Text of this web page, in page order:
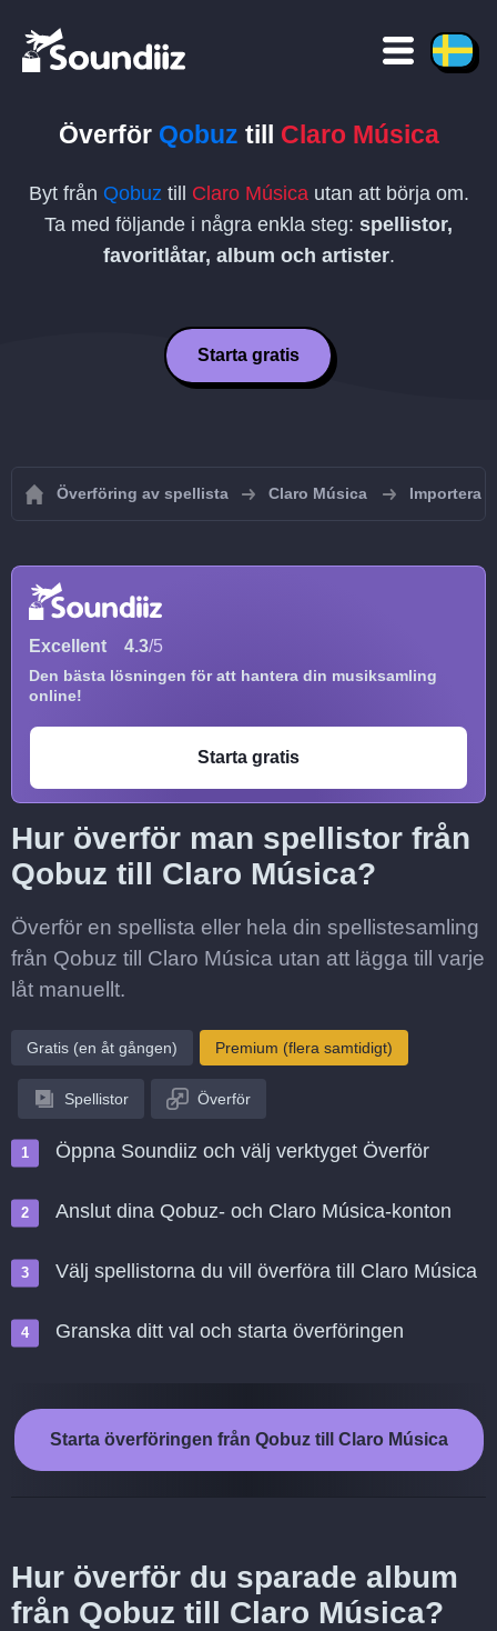
Överför Qobuz till Claro Música
Byt från Qobuz till Claro Músicautan att börja om.
Ta med följande i några enkla steg: spellistor,
favoritlåtar, album och artister.
Starta gratis
Överföring av spellista Claro Música Importera
Excellent 4.3/5
Den bästa lösningen för att hantera din musiksamling
online!
Starta gratis
Hur överför man spellistor från
Qobuz till Claro Música?
Överför en spellista eller hela din spellistesamling
från Qobuz till Claro Música utan att lägga till varje
låt manuellt.
Gratis (en åt gången) Premium (flera samtidigt)
Spellistor Överför
Öppna Soundiiz och välj verktyget Överför
Anslut dina Qobuz- och Claro Música-konton
Välj spellistorna du vill överföra till Claro Música
Granska ditt val och starta överföringen
Starta överföringen från Qobuz till Claro Música
Hur överför du sparade album
från Qobuz till Claro Música?